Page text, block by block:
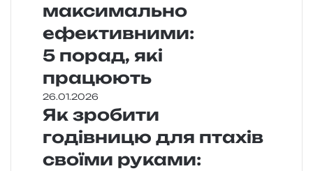
максимально
ефективними:
5 порад, які
працюють
26.01.2026
Як зробити
годівницю для птахів
своїми руками: